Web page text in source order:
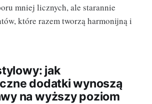
mniej licznych, ale starannie
które razem tworzą harmonijną i
jak
dodatki wynoszą
na wyższy poziom